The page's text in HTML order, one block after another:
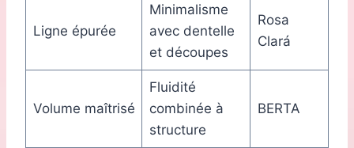
Ligne épurée
Minimalisme
avec dentelle
et découpes
Rosa
Clará
Volume maîtrisé
Fluidité
combinée à
structure
BERTA